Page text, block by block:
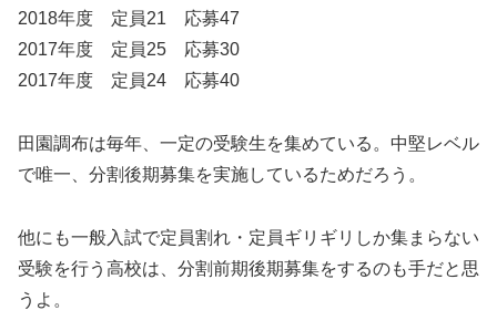
2018年度 定員21 応募47
2017年度 定員25 応募30
2017年度 定員24 応募40
田園調布は毎年、一定の受験生を集めている。中堅レベル
で唯一、分割後期募集を実施しているためだろう。
他にも一般入試で定員割れ・定員ギリギリしか集まらない
受験を行う高校は、分割前期後期募集をするのも手だと思
うよ。